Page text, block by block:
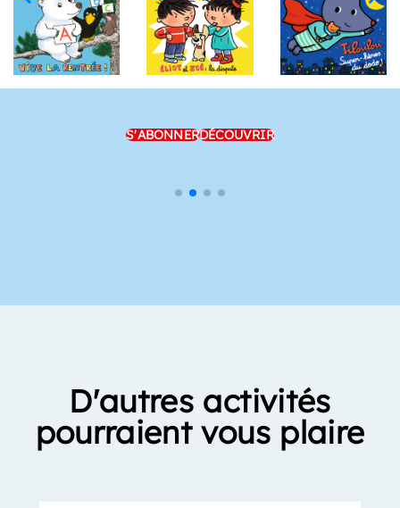
S'ABONNERDÉCOUVRIR
D'autres activités
pourraient vous plaire